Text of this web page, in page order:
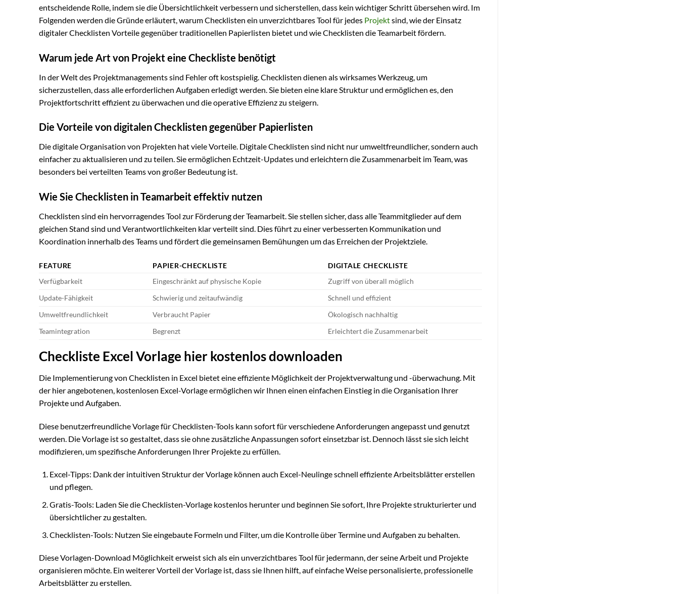
entscheidende Rolle, indem sie die Übersichtlichkeit verbessern und sicherstellen, dass kein wichtiger Schritt übersehen wird. Im
Folgenden werden die Gründe erläutert, warum Checklisten ein unverzichtbares Tool für jedes Projektsind, wie der Einsatz
digitaler Checklisten Vorteile gegenüber traditionellen Papierlisten bietet und wie Checklisten die Teamarbeit fördern.
Warum jede Art von Projekt eine Checkliste benötigt
In der Welt des Projektmanagements sind Fehler oft kostspielig. Checklisten dienen als wirksames Werkzeug, um
sicherzustellen, dass alle erforderlichen Aufgaben erledigt werden. Sie bieten eine klare Struktur und ermöglichen es, den
Projektfortschritt effizient zu überwachen und die operative Effizienz zu steigern.
Die Vorteile von digitalen Checklisten gegenüber Papierlisten
Die digitale Organisation von Projekten hat viele Vorteile. Digitale Checklisten sind nicht nur umweltfreundlicher, sondern auch
einfacher zu aktualisieren und zu teilen. Sie ermöglichen Echtzeit-Updates und erleichtern die Zusammenarbeit im Team, was
besonders bei verteilten Teams von großer Bedeutung ist.
Wie Sie Checklisten in Teamarbeit effektiv nutzen
Checklisten sind ein hervorragendes Tool zur Förderung der Teamarbeit. Sie stellen sicher, dass alle Teammitglieder auf dem
gleichen Stand sind und Verantwortlichkeiten klar verteilt sind. Dies führt zu einer verbesserten Kommunikation und
Koordination innerhalb des Teams und fördert die gemeinsamen Bemühungen um das Erreichen der Projektziele.
FEATURE PAPIER-CHECKLISTE
DIGITALE CHECKLISTE
Verfügbarkeit
Eingeschränkt auf physische Kopie
Zugriff von überall möglich
Update-Fähigkeit
Schwierig und zeitaufwändig
Schnell und effizient
Umweltfreundlichkeit
Verbraucht Papier
Ökologisch nachhaltig
Teamintegration
Begrenzt Erleichtert die Zusammenarbeit
Checkliste Excel Vorlage hier kostenlos downloaden
Die Implementierung von Checklisten in Excel bietet eine effiziente Möglichkeit der Projektverwaltung und -überwachung. Mit
der hier angebotenen, kostenlosen Excel-Vorlage ermöglichen wir Ihnen einen einfachen Einstieg in die Organisation Ihrer
Projekte und Aufgaben.
Diese benutzerfreundliche Vorlage für Checklisten-Tools kann sofort für verschiedene Anforderungen angepasst und genutzt
werden. Die Vorlage ist so gestaltet, dass sie ohne zusätzliche Anpassungen sofort einsetzbar ist. Dennoch lässt sie sich leicht
modifizieren, um spezifische Anforderungen Ihrer Projekte zu erfüllen.
Excel-Tipps: Dank der intuitiven Struktur der Vorlage können auch Excel-Neulinge schnell effiziente Arbeitsblätter erstellen
und pflegen.
Gratis-Tools: Laden Sie die Checklisten-Vorlage kostenlos herunter und beginnen Sie sofort, Ihre Projekte strukturierter und
übersichtlicher zu gestalten.
Checklisten-Tools: Nutzen Sie eingebaute Formeln und Filter, um die Kontrolle über Termine und Aufgaben zu behalten.
Diese Vorlagen-Download Möglichkeit erweist sich als ein unverzichtbares Tool für jedermann, der seine Arbeit und Projekte
organisieren möchte. Ein weiterer Vorteil der Vorlage ist, dass sie Ihnen hilft, auf einfache Weise personalisierte, professionelle
Arbeitsblätter zu erstellen.